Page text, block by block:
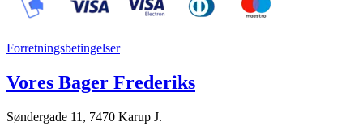
Forretningsbetingelser
Vores Bager Frederiks
Søndergade 11, 7470 Karup J.